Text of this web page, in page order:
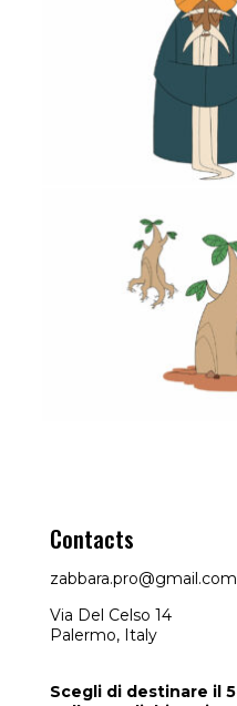
Contacts
zabbara.pro@gmail.com
Via Del Celso 14
Palermo, Italy
Scegli di destinare il